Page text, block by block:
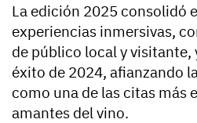
La edición 2025 consolidó
experiencias inmersivas,
de público local y
éxito de 2024, afianzando
como una de las citas más
amantes del vino.